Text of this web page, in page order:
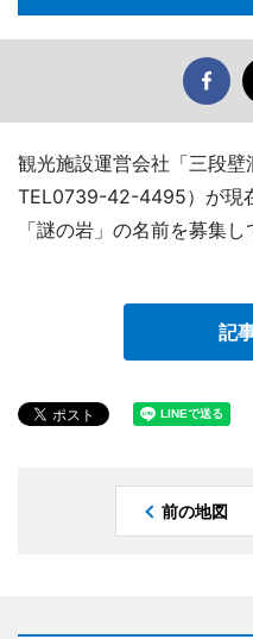
観光施設運営会社「三段壁
TEL0739-42-4495）が現
「謎の岩」の名前を募集し
記
前の地図